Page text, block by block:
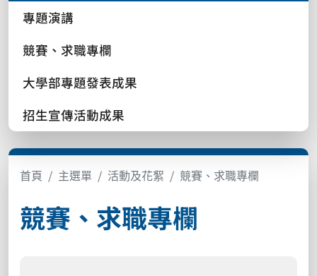
專題演講
競賽、求職專欄
大學部專題發表成果
招生宣傳活動成果
首頁 主選單 活動及花絮 競賽、求職專欄
競賽、求職專欄